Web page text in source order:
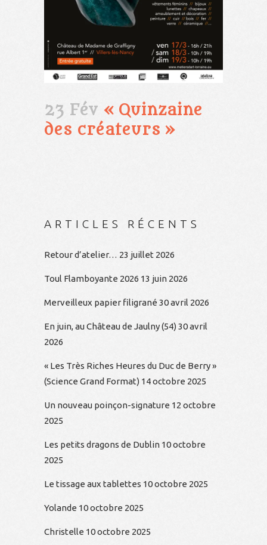
23 Fév « Quinzaine
des créateurs »
ARTICLES RÉCENTS
Retour d’atelier… 23 juillet 2026
Toul Flamboyante 2026 13 juin 2026
Merveilleux papier filigrané 30 avril 2026
En juin, au Château de Jaulny (54)30 avril
2026
« Les Très Riches Heures du Duc de Berry »
(Science Grand Format) 14 octobre 2025
Un nouveau poinçon-signature 12 octobre
2025
Les petits dragons de Dublin 10 octobre
2025
Le tissage aux tablettes 10 octobre 2025
Yolande 10 octobre 2025
Christelle 10 octobre 2025